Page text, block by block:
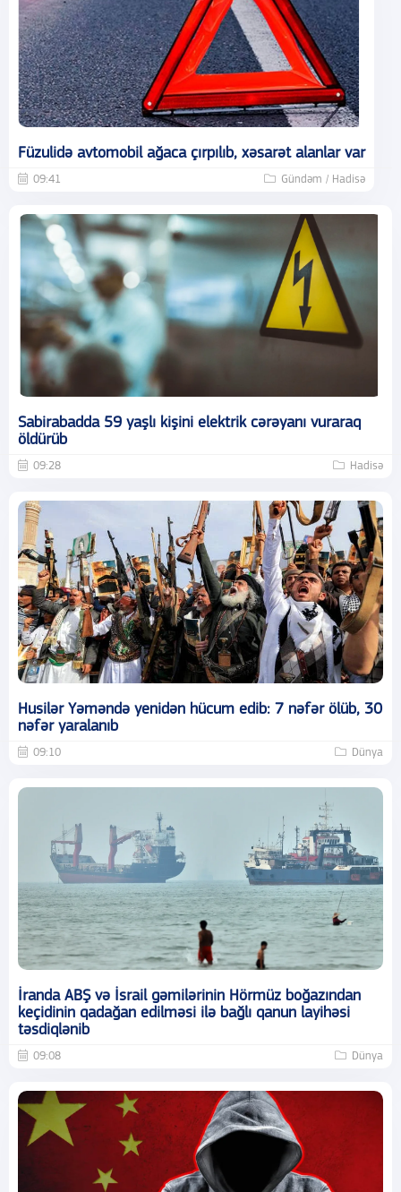
Füzulidə avtomobil ağaca çırpılıb, xəsarət alanlar var
09:41 Gündəm / Hadisə
Sabirabadda 59 yaşlı kişini elektrik cərəyanı vuraraq
öldürüb
09:28 Hadisə
Husilər Yəməndə yenidən hücum edib: 7 nəfər ölüb, 30
nəfər yaralanıb
09:10 Dünya
İranda ABŞ və İsrail gəmilərinin Hörmüz boğazından
keçidinin qadağan edilməsi ilə bağlı qanun layihəsi
təsdiqlənib
09:08 Dünya